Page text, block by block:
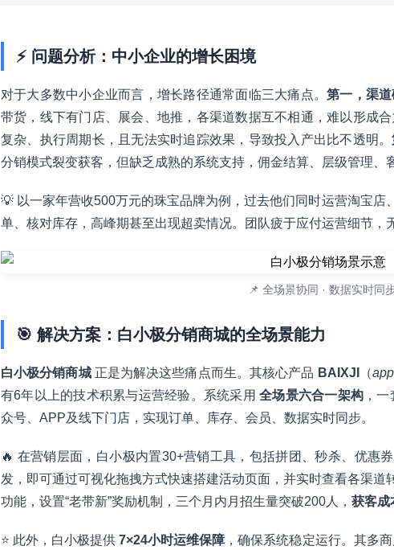
⚡ 问题分析：中小企业的增长困境
对于大多数中小企业而言，增长路径通常面临三大痛点。第一，渠道
带货，线下有门店、展会、地推，各渠道数据互不相通，难以形成合
复杂、执行周期长，且无法实时追踪效果，导致投入产出比不透明。
分销模式裂变获客，但缺乏成熟的系统支持，佣金结算、层级管理、
💡 以一家年营收500万元的珠宝品牌为例，过去他们同时运营淘宝
单、核对库存，高峰期甚至出现超卖情况。团队疲于应付运营细节，
📌 全场景协同 · 数据实时同
🎯 解决方案：白小极分销商城的全场景能力
白小极分销商城正是为解决这些痛点而生。其核心产品 BAIXJI （
有6年以上的技术积累与运营经验。系统采用全场景六合一架构 ，
众号、APP及线下门店，实现订单、库存、会员、数据实时同步。
🔥 在营销层面，白小极内置30+营销工具，包括拼团、秒杀、优惠
发，即可通过可视化拖拽方式快速搭建活动页面，并实时查看各渠
功能，设置“老带新”奖励机制，三个月内月招生量突破200人， 获客成
⭐ 此外，白小极提供7×24小时运维保障，确保系统稳定运行。其多